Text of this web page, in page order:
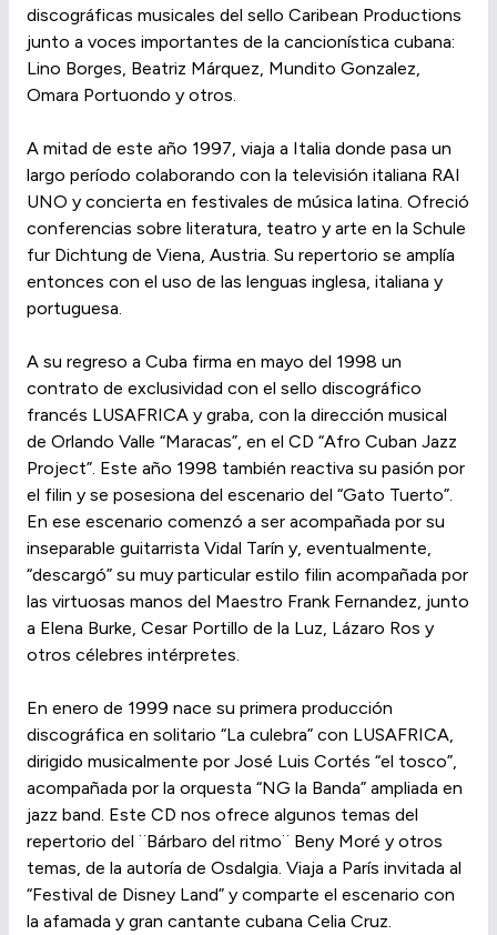
discográficas musicales del sello Caribean Productions
junto a voces importantes de la cancionística cubana:
Lino Borges, Beatriz Márquez, Mundito Gonzalez,
Omara Portuondo y otros.
A mitad de este año 1997, viaja a Italia donde pasa un
largo período colaborando con la televisión italiana RAI
UNO y concierta en festivales de música latina. Ofreció
conferencias sobre literatura, teatro y arte en la Schule
fur Dichtung de Viena, Austria. Su repertorio se amplía
entonces con el uso de las lenguas inglesa, italiana y
portuguesa.
A su regreso a Cuba firma en mayo del 1998 un
contrato de exclusividad con el sello discográfico
francés LUSAFRICA y graba, con la dirección musical
de Orlando Valle “Maracas”, en el CD “Afro Cuban Jazz
Project”. Este año 1998 también reactiva su pasión por
el filin y se posesiona del escenario del “Gato Tuerto”.
En ese escenario comenzó a ser acompañada por su
inseparable guitarrista Vidal Tarín y, eventualmente,
“descargó” su muy particular estilo filin acompañada por
las virtuosas manos del Maestro Frank Fernandez, junto
a Elena Burke, Cesar Portillo de la Luz, Lázaro Ros y
otros célebres intérpretes.
En enero de 1999 nace su primera producción
discográfica en solitario “La culebra” con LUSAFRICA,
dirigido musicalmente por José Luis Cortés “el tosco”,
acompañada por la orquesta “NG la Banda” ampliada en
jazz band. Este CD nos ofrece algunos temas del
repertorio del ¨Bárbaro del ritmo¨ Beny Moré y otros
temas, de la autoría de Osdalgia. Viaja a París invitada al
“Festival de Disney Land” y comparte el escenario con
la afamada y gran cantante cubana Celia Cruz.